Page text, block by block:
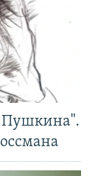
Пушкина".